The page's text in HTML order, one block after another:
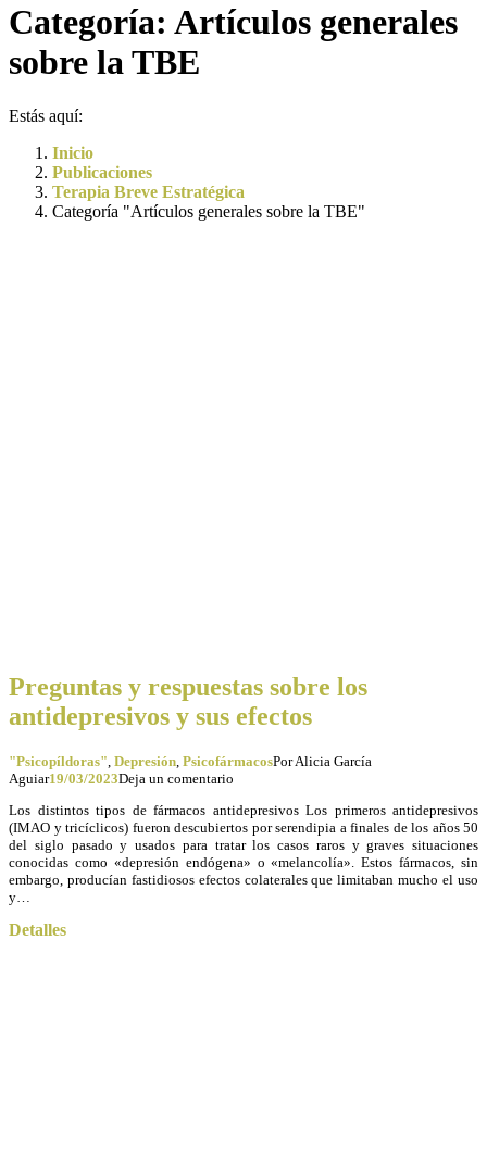
Categoría: Artículos generales
sobre la TBE
Estás aquí:
Inicio
Publicaciones
Terapia Breve Estratégica
Categoría "Artículos generales sobre la TBE"
Preguntas y respuestas sobre los
antidepresivos y sus efectos
"Psicopíldoras" Depresión PsicofármacosPorAlicia García
Aguiar19/03/2023Deja un comentario
Los distintos tipos de fármacos antidepresivos Los primeros antidepresivos
(IMAO y tricíclicos) fueron descubiertos por serendipia a finales de los años 50
del siglo pasado y usados para tratar los casos raros y graves situaciones
conocidas como «depresión endógena» o «melancolía». Estos fármacos, sin
embargo, producían fastidiosos efectos colaterales que limitaban mucho el uso
y…
Detalles